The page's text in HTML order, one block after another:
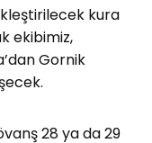
kura
ekibimiz,
Gornik
28 ya da 29